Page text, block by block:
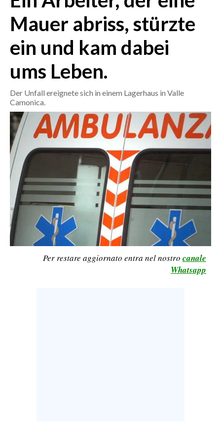
CRONACA
MONDO
POLITICA
ECONOMIA
SERVIZI ALLE IMPRESE
LAVORO
BANDI
SPORT IN SARDEGNA
SPORT
RISULTATI E CLASSIFICHE
CALCIO
CALCIO REGIONALE
Mauer abriss, stürzte
ein und kam dabei
ums Leben.
Der Unfall ereignete sich in einem Lagerhaus in Valle
Camonica.
Per restare aggiornato entra nel nostro canale
Whatsapp